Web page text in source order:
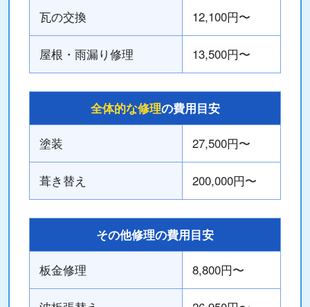
瓦の交換 12,100円〜
屋根・雨漏り修理 13,500円〜
全体的な修理の費用目安
塗装 27,500円〜
葺き替え 200,000円〜
その他修理の費用目安
板金修理 8,800円〜